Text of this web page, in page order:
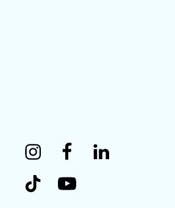
InstagramFacebookLinkedin
Tiktok Youtube